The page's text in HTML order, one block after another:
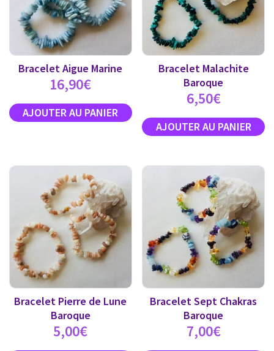
Bracelet Aigue Marine
16,90€
Bracelet Malachite
Baroque
6,50€
Bracelet Pierre de Lune
Baroque
5,00€
Bracelet Sept Chakras
Baroque
7,00€